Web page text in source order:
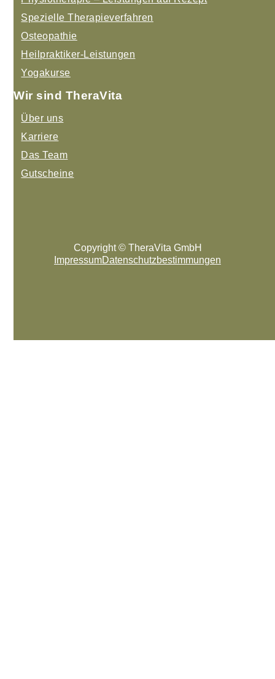
Spezielle Therapieverfahren
Osteopathie
Heilpraktiker-Leistungen
Yogakurse
Wir sind TheraVita
Über uns
Karriere
Das Team
Gutscheine
Copyright © TheraVita GmbH
ImpressumDatenschutzbestimmungen